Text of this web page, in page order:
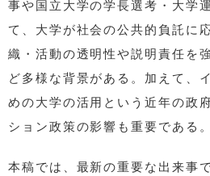
事や国立大学の学長選考・大学
て、大学が社会の公共的負託に
織・活動の透明性や説明責任を
ど多様な背景がある。加えて、
めの大学の活用という近年の政
ション政策の影響も重要である。
本稿では、最新の重要な出来事